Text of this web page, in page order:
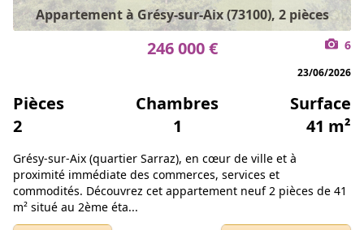
Appartement à Grésy-sur-Aix (73100), 2 pièces
246 000 € 6
23/06/2026
Pièces
2
Chambres
1
Surface
41 m²
Grésy-sur-Aix (quartier Sarraz), en cœur de ville et à
proximité immédiate des commerces, services et
commodités. Découvrez cet appartement neuf 2 pièces de 41
m² situé au 2ème éta...